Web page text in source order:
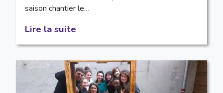
saison chantier le…
Lire la suite